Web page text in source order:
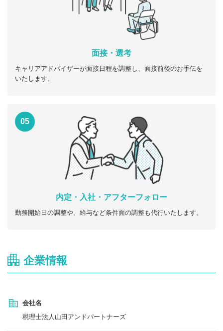
面接・選考
キャリアアドバイザーが面接日程を調整し、面接前後のお手伝を
いたします。
05
内定・入社・アフターフォロー
勤務開始日の調整や、給与など条件面の調整も代行いたします。
企業情報
会社名
税理士法人山田アンドパートナーズ